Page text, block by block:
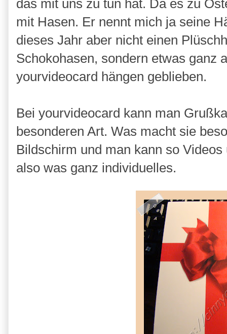
das mit uns zu tun hat. Da es zu
mit Hasen. Er nennt mich ja seine
dieses Jahr aber nicht einen
Schokohasen, sondern etwas ganz
yourvideocard hängen geblieben.
Bei yourvideocard kann man
besonderen Art. Was macht sie
Bildschirm und man kann so
also was ganz individuelles.